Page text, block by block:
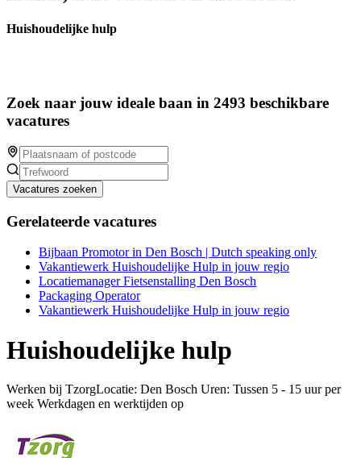
Huishoudelijke hulp
Zoek naar jouw ideale baan in 2493 beschikbare
vacatures
Vacatures zoeken
Gerelateerde vacatures
Bijbaan Promotor in Den Bosch | Dutch speaking only
Vakantiewerk Huishoudelijke Hulp in jouw regio
Locatiemanager Fietsenstalling Den Bosch
Packaging Operator
Vakantiewerk Huishoudelijke Hulp in jouw regio
Huishoudelijke hulp
Werken bij TzorgLocatie: Den Bosch Uren: Tussen 5 - 15 uur per
week Werkdagen en werktijden op